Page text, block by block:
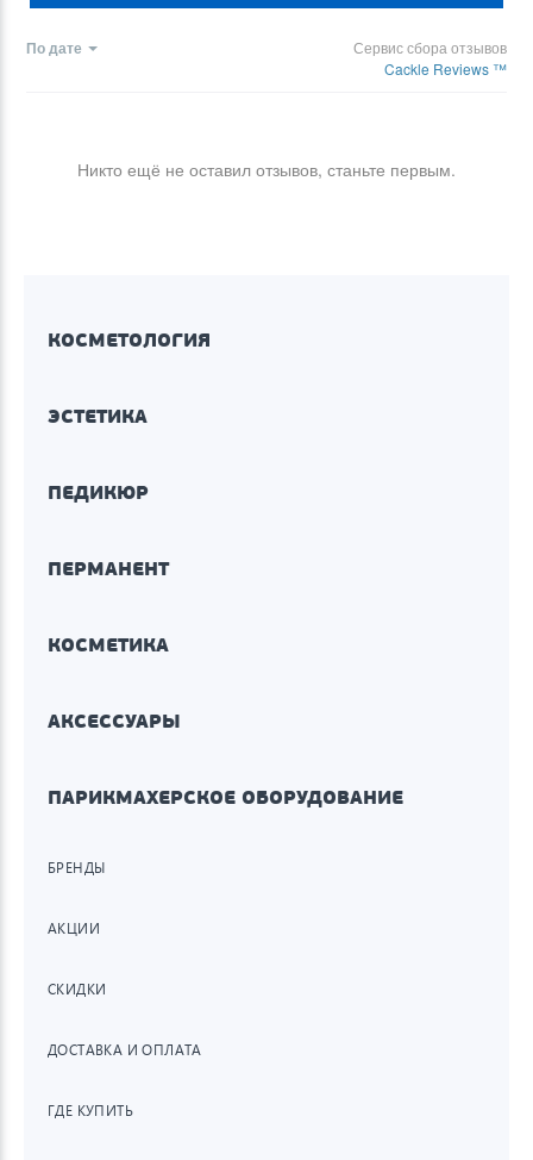
По дате
Сервис сбора отзывов
Cackle Reviews ™
Никто ещё не оставил отзывов, станьте первым.
КОСМЕТОЛОГИЯ
ЭСТЕТИКА
ПЕДИКЮР
ПЕРМАНЕНТ
КОСМЕТИКА
АКСЕССУАРЫ
ПАРИКМАХЕРСКОЕ ОБОРУДОВАНИЕ
БРЕНДЫ
АКЦИИ
СКИДКИ
ДОСТАВКА И ОПЛАТА
ГДЕ КУПИТЬ